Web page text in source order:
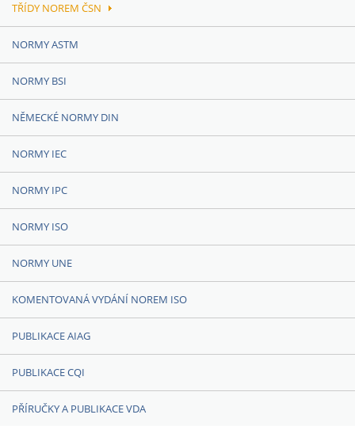
TŘÍDY NOREM ČSN
NORMY ASTM
NORMY BSI
NĚMECKÉ NORMY DIN
NORMY IEC
NORMY IPC
NORMY ISO
NORMY UNE
KOMENTOVANÁ VYDÁNÍ NOREM ISO
PUBLIKACE AIAG
PUBLIKACE CQI
PŘÍRUČKY A PUBLIKACE VDA